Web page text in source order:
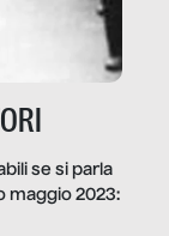
se si parla
maggio 2023: